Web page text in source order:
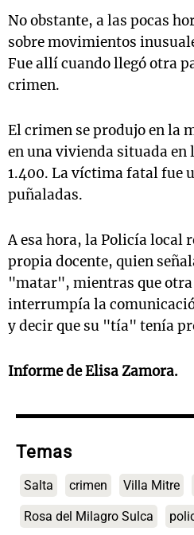
No obstante, a las pocas
sobre movimientos
Fue allí cuando llegó otra
crimen.
El crimen se produjo en la
en una vivienda situada
1.400. La víctima fatal fue
puñaladas.
A esa hora, la Policía local
propia docente, quien
"matar", mientras que
interrumpía la
y decir que su "tía" tenía
Informe de Elisa Zamora.
Temas
Salta crimen Villa Mitre
Rosa del Milagro Sulca